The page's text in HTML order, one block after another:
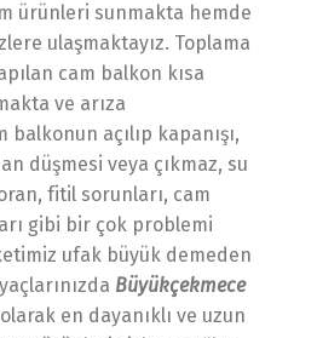
ürünleri sunmakta hemde
ulaşmaktayız. Toplama
cam balkon kısa
ve arıza
açılıp kapanışı,
düşmesi veya çıkmaz, su
fitil sorunları, cam
gibi bir çok problemi
ufak büyük demeden
Büyükçekmece
en dayanıklı ve uzun